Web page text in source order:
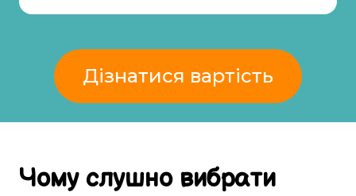
Дізнатися вартість
Чому слушновибрати